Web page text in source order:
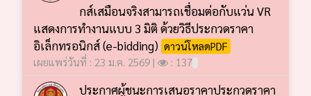
กส์เสมือนจริงสามารถเชื่อมต่อกับแว่น VR
แสดงการทำงานแบบ 3 มิติ ด้วยวิธีประกวดราคา
อิเล็กทรอนิกส์ (e-bidding) ดาวน์โหลดPDF
เผยแพร่วันที่ : 23 ม.ค. 2569 |
: 137
ประกาศผู้ชนะการเสนอราคาประกวดราคา